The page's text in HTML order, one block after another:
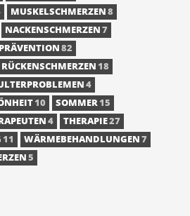
MUSKELSCHMERZEN8
NACKENSCHMERZEN7
PRÄVENTION82
RÜCKENSCHMERZEN18
4
10 SOMMER15
4 THERAPIE27
11 WÄRMEBEHANDLUNGEN7
5